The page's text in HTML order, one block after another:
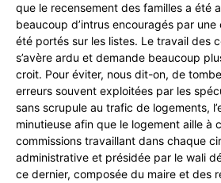
que le recensement des familles a été
beaucoup d’intrus encouragés par
été portés sur les listes. Le travail des
s’avère ardu et demande beaucoup
croit. Pour éviter, nous dit-on, de
erreurs souvent exploitées par les
sans scrupule au trafic de logements,
minutieuse afin que le logement aille à
commissions travaillant dans chaque
administrative et présidée par le wali
ce dernier, composée du maire et des